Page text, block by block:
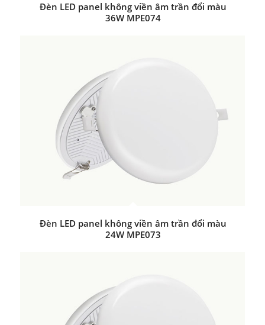
Đèn LED panel không viền âm trần đổi màu
36W MPE074
Đèn LED panel không viền âm trần đổi màu
24W MPE073